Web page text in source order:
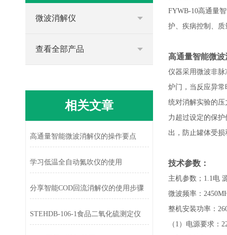
FYWB-10高通量
护、疾病控制、
高通量智能微波
仪器采用微波非
炉门，当反应异
统对消解实验的
力超过设定的保
出，防止罐体受
技术参数：
主机参数；1.1电
微波频率：
整机安装功率：
（1）电源要求：
微波消解仪
查看全部产品
相关文章
高通量智能微波消解仪的操作要点
学习低温全自动氮吹仪的使用
分享智能COD回流消解仪的使用步骤
STEHDB-106-1食品二氧化硫测定仪